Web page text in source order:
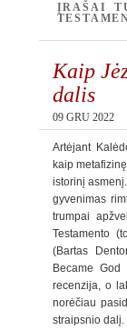
ĮRAŠAI
Kaip
dalis
09 GRU 2022
Artėjant
kaip
istorinį
gyvenimas
trumpai
Testamento
(Bartas
Became
recenzija, o
norėčiau
straipsnio